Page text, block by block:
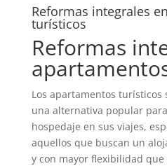
Reformas integrales
turísticos
Reformas
Los apartamentos turísticos
una alternativa popular
hospedaje en sus viajes,
aquellos que buscan un
y con mayor flexibilidad que